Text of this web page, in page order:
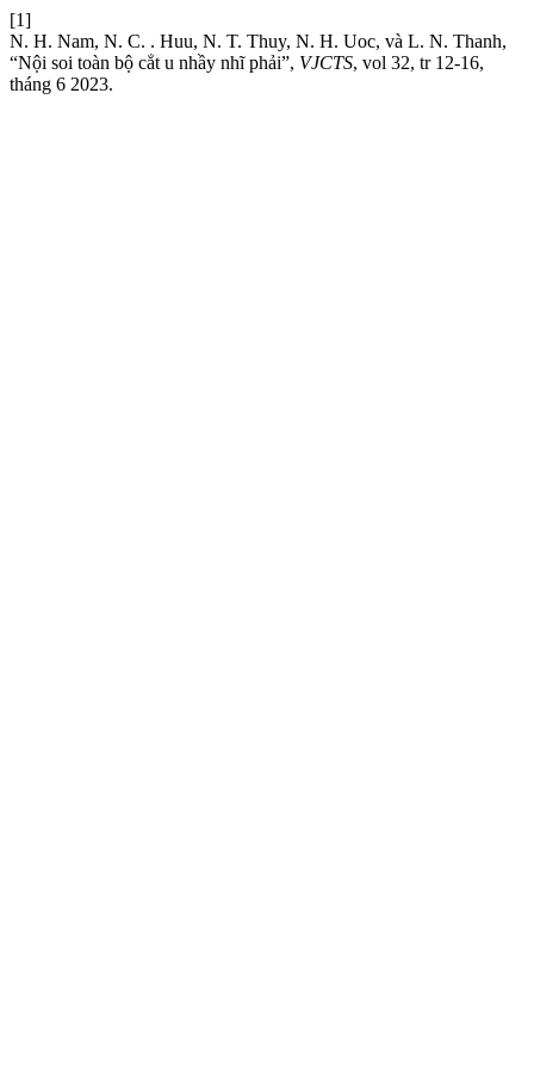
[1]
N. H. Nam, N. C. . Huu, N. T. Thuy, N. H. Uoc, và L. N. Thanh,
“Nội soi toàn bộ cẳt u nhầy nhĩ phải”, VJCTS, vol 32, tr 12-16,
tháng 6 2023.